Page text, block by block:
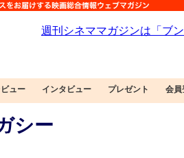
ュー インタビュー プレゼント 会員
シー